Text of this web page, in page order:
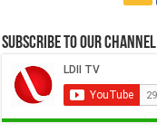
Subscribe to our Channel